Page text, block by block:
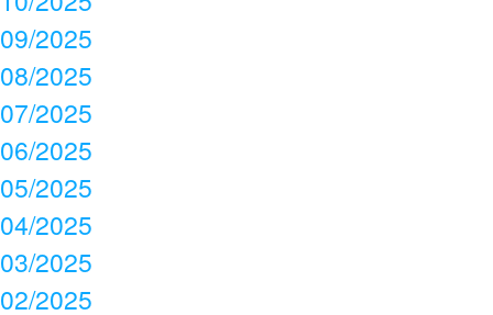
09/2025
08/2025
07/2025
06/2025
05/2025
04/2025
03/2025
02/2025